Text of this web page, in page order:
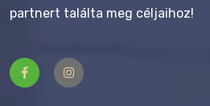
partnert találta meg céljaihoz!